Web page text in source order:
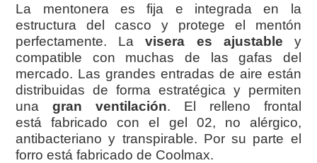
La mentonera es fija e integrada en la
estructura del casco y protege el mentón
perfectamente. Lavisera es ajustable y
compatible con muchas de las gafas del
mercado. Las grandes entradas de aire están
distribuidas de forma estratégica y permiten
una gran ventilación. El relleno frontal
está fabricado con el gel 02, no alérgico,
antibacteriano y transpirable. Por su parte el
forro está fabricado de Coolmax.